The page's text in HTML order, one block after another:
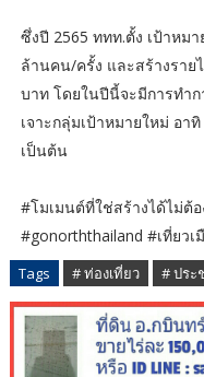
ซึ่งปี 2565 ททท.ตั้ง เป้าหม
ล้านคน/ครั้ง และสร้างราย
บาท โดยในปีนี้จะมีการทำ
เจาะกลุ่มเป้าหมายใหม่ อา
เป็นต้น
#โมเมนต์ที่ใช่สร้างได้ไม่ต้
#gonorththailand #เที่ยวเ
Tags # ท่องเที่ยว # ปร